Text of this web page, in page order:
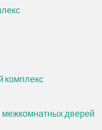
комплекс
дверей